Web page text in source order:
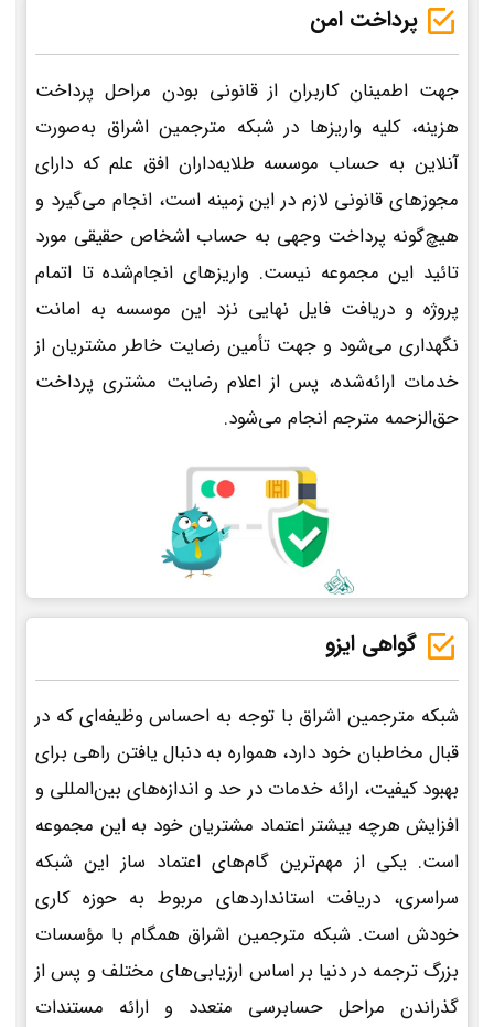
پرداخت امن
جهت اطمینان کاربران از قانونی بودن مراحل پرداخت
هزینه، کلیه واریزها در شبکه مترجمین اشراق به‌صورت
آنلاین به حساب موسسه طلایه‌داران افق علم که دارای
مجوزهای قانونی لازم در این زمینه است، انجام می‌گیرد و
هیچ‌گونه پرداخت وجهی به حساب اشخاص حقیقی مورد
تائید این مجموعه نیست. واریزهای انجام‌شده تا اتمام
پروژه و دریافت فایل نهایی نزد این موسسه به امانت
نگهداری می‌شود و جهت تأمین رضایت خاطر مشتریان از
خدمات ارائه‌شده، پس از اعلام رضایت مشتری پرداخت
حق‌الزحمه مترجم انجام می‌شود.
گواهی ایزو
شبکه مترجمین اشراق با توجه به احساس وظیفه‌ای که در
قبال مخاطبان خود دارد، همواره به دنبال یافتن راهی برای
بهبود کیفیت، ارائه خدمات در حد و اندازه‌های بین‌المللی و
افزایش هرچه بیشتر اعتماد مشتریان خود به این مجموعه
است. یکی از مهم‌ترین گام‌های اعتماد ساز این شبکه
سراسری، دریافت استانداردهای مربوط به حوزه کاری
خودش است. شبکه مترجمین اشراق همگام با مؤسسات
بزرگ ترجمه در دنیا بر اساس ارزیابی‌های مختلف و پس از
گذراندن مراحل حسابرسی متعدد و ارائه مستندات